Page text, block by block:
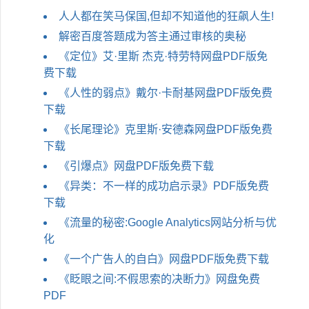
人人都在笑马保国,但却不知道他的狂飙人生!
解密百度答题成为答主通过审核的奥秘
《定位》艾·里斯 杰克·特劳特网盘PDF版免
费下载
《人性的弱点》戴尔·卡耐基网盘PDF版免费
下载
《长尾理论》克里斯·安德森网盘PDF版免费
下载
《引爆点》网盘PDF版免费下载
《异类：不一样的成功启示录》PDF版免费
下载
《流量的秘密:Google Analytics网站分析与优
化
《一个广告人的自白》网盘PDF版免费下载
《眨眼之间:不假思索的决断力》网盘免费
PDF